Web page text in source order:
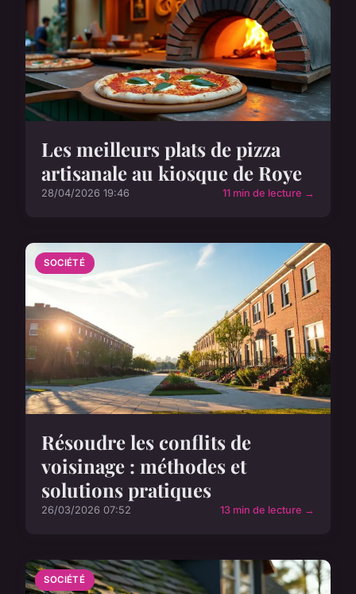
Les meilleurs plats de pizza
artisanale au kiosque de Roye
28/04/2026 19:46 11 min de lecture →
SOCIÉTÉ
Résoudre les conflits de
voisinage : méthodes et
solutions pratiques
26/03/2026 07:52 13 min de lecture →
SOCIÉTÉ